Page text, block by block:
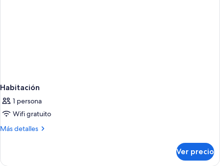
Habitación
1 persona
Wifi gratuito
Más detalles
Más
Ver precio